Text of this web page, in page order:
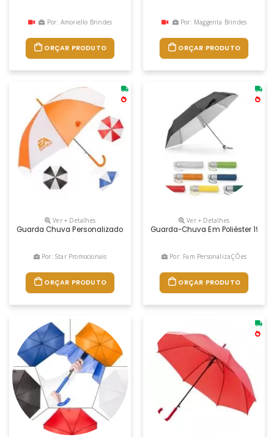
Por: Amoriello Brindes
ORÇAR PRODUTO
Por: Maggenta Brindes
ORÇAR PRODUTO
Ver + Detalhes
Guarda Chuva Personalizado Em Silk
Por: Star Promocionais
ORÇAR PRODUTO
Ver + Detalhes
Guarda-Chuva Em Poliéster 190t
Por: Fam PersonalizaÇÕes
ORÇAR PRODUTO